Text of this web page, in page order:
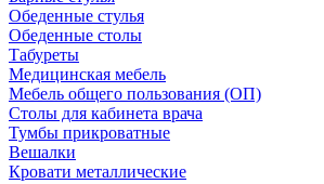
Обеденные стулья
Обеденные столы
Табуреты
Медицинская мебель
Мебель общего пользования (ОП)
Столы для кабинета врача
Тумбы прикроватные
Вешалки
Кровати металлические